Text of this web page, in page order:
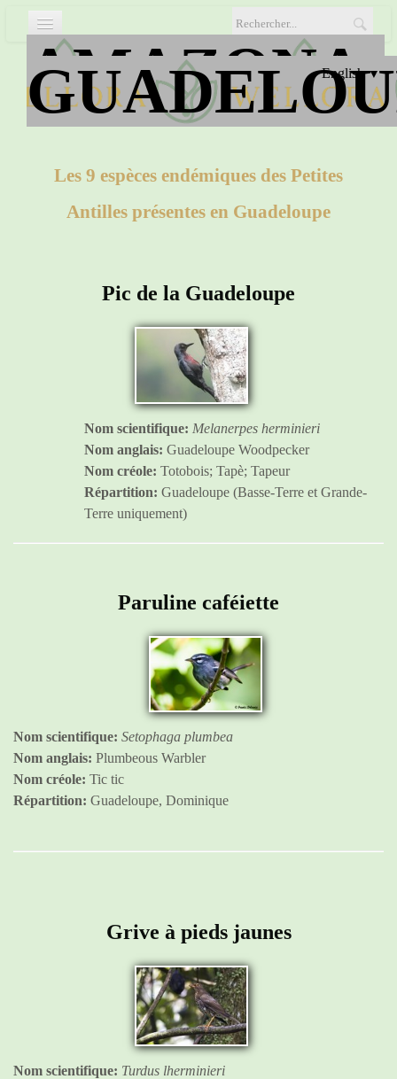
Home
Datas' archives▼
ID Cards ▼
Documents
AMAZONA-
English▼
Les 9 espèces endémiques des Petites
Antilles présentes en Guadeloupe
Pic de la Guadeloupe
Nom scientifique: Melanerpes herminieri
Nom anglais: Guadeloupe Woodpecker
Nom créole: Totobois; Tapè; Tapeur
Répartition: Guadeloupe (Basse-Terre et Grande-
Terre uniquement)
Paruline caféiette
Nom scientifique: Setophaga plumbea
Nom anglais: Plumbeous Warbler
Nom créole: Tic tic
Répartition: Guadeloupe, Dominique
Grive à pieds jaunes
Nom scientifique: Turdus lherminieri